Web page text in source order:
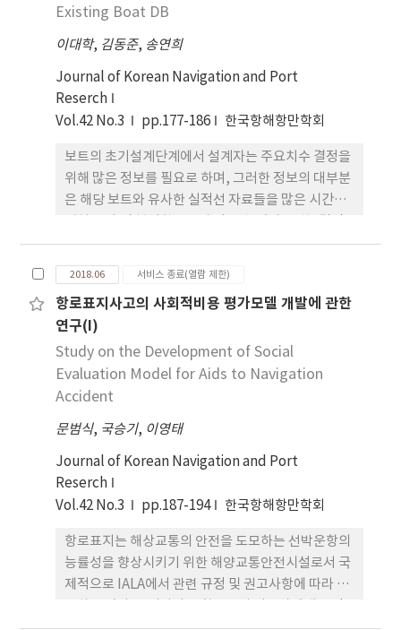
하는 경우가 발생하게 되고 이는 전력 발전 손실이 된
력점을 MPPT 알고리즘이 추종 가능한 범위에 존재
하게 하여 발전 효율을 더 높일 수 있으며, 시뮬레이션
결과 설치각도 20°에서 가장 높은 발전 효율 가짐을
확인하였다.
Existing Boat DB
이대학, 김동준, 송연희
Journal of Korean Navigation and Port
Reserch
Vol.42 No.3
pp.177-186 한국항해항만학회
보트의 초기설계단계에서 설계자는 주요치수 결정을
위해 많은 정보를 필요로 하며, 그러한 정보의 대부분
은 해당 보트와 유사한 실적선 자료들을 많은 시간에
된 주요치수는 설계과정(기본/상세설계) 전반에 걸
쳐 영향을 미치게 되고, 이는 결국 보트의 안정성과 성
능으로 직결된다. 따라서 본 연구에서는 700여 척의
실적선 자료를 이용하여 보트 초기설계시스템(설계
지원플랫폼)을 개발하고, 50피트급 고속보트를 대상
으로 이를 활용하여 설계자가 초기설계단계에서도 주
요치수를 편리하고 합리적으로 도출 및 결정할 수 있
음을 확인하였다.
2018.06 서비스 종료(열람 제한)
항로표지사고의 사회적비용 평가모델 개발에 관한
연구(I)
Study on the Development of Social
Evaluation Model for Aids to Navigation
Accident
문범식, 국승기, 이영태
Journal of Korean Navigation and Port
Reserch
Vol.42 No.3
pp.187-194 한국항해항만학회
항로표지는 해상교통의 안전을 도모하는 선박운항의
능률성을 향상시키기 위한 해양교통안전시설로서 국
제적으로 IALA에서 관련 규정 및 권고사항에 따라 적